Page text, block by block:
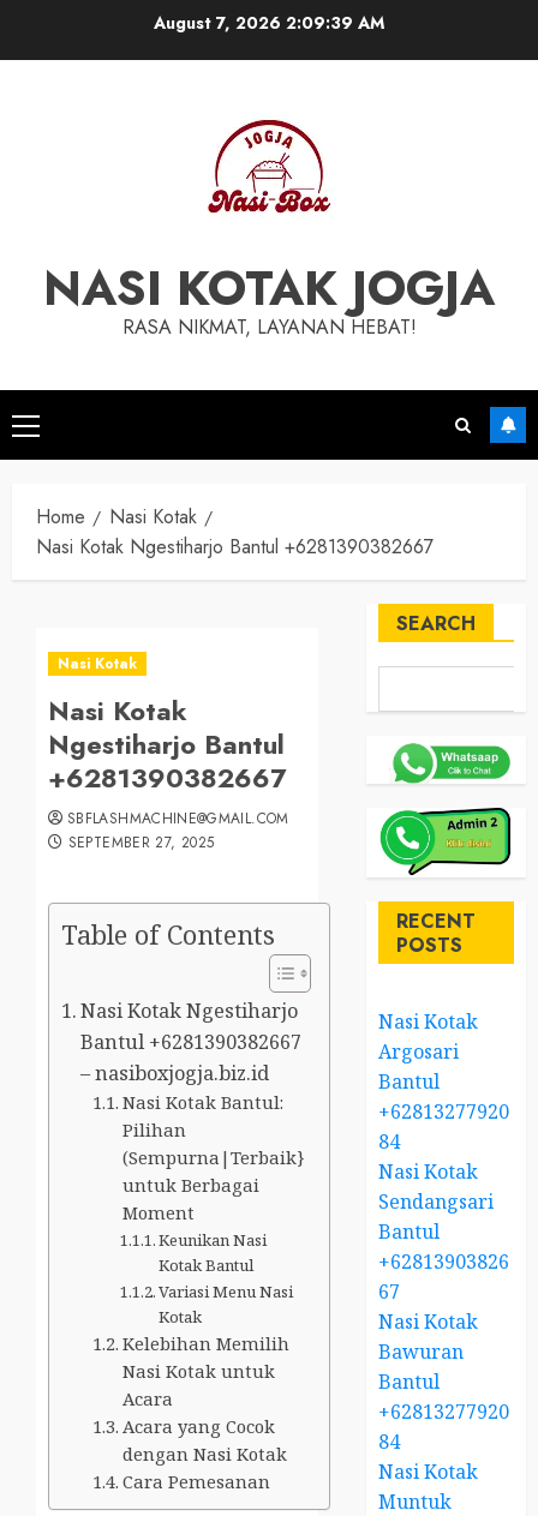
August 7, 2026 2:09:40 AM
NASI KOTAK JOGJA
RASA NIKMAT, LAYANAN HEBAT!
Primary
Menu
Home
Nasi Kotak
Nasi Kotak Ngestiharjo Bantul +6281390382667
Nasi Kotak
Nasi Kotak
Ngestiharjo Bantul
+6281390382667
SBFLASHMACHINE@GMAIL.COM
SEPTEMBER 27, 2025
Table of Contents
Nasi Kotak Ngestiharjo
Bantul +6281390382667
– nasiboxjogja.biz.id
Nasi Kotak Bantul:
Pilihan
(Sempurna|Terbaik}
untuk Berbagai
Moment
Keunikan Nasi
Kotak Bantul
Variasi Menu Nasi
Kotak
Kelebihan Memilih
Nasi Kotak untuk
Acara
Acara yang Cocok
dengan Nasi Kotak
Cara Pemesanan
SEARCH
RECENT
POSTS
Nasi Kotak
Argosari
Bantul
+62813277920
84
Nasi Kotak
Sendangsari
Bantul
+62813903826
67
Nasi Kotak
Bawuran
Bantul
+62813277920
84
Nasi Kotak
Muntuk